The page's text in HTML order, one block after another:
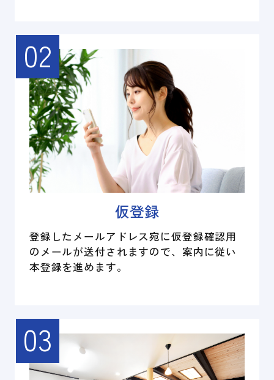
仮登録
登録したメールアドレス宛に仮登録確認用
のメールが送付されますので、案内に従い
本登録を進めます。